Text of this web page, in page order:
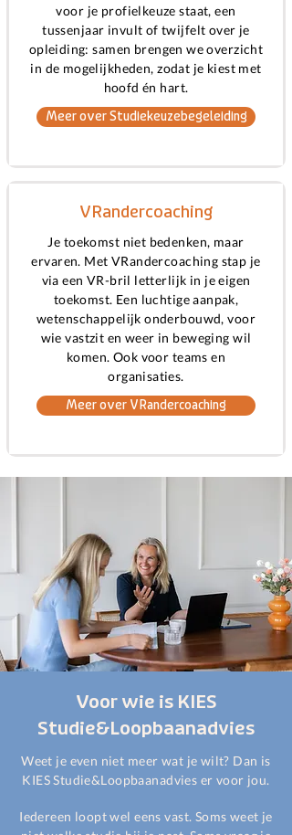
voor je profielkeuze staat, een
tussenjaar invult of twijfelt over je
opleiding: samen brengen we overzicht
in de mogelijkheden, zodat je kiest met
hoofd én hart.
Meer over Studiekeuzebegeleiding
VRandercoaching
Je toekomst niet bedenken, maar
ervaren. Met VRandercoaching stap je
via een VR-bril letterlijk in je eigen
toekomst. Een luchtige aanpak,
wetenschappelijk onderbouwd, voor
wie vastzit en weer in beweging wil
komen. Ook voor teams en
organisaties.
Meer over VRandercoaching
Voor wie is KIES
Studie&Loopbaanadvies
Weet je even niet meer wat je wilt? Dan is
KIES Studie&Loopbaanadvies er voor jou.
Iedereen loopt wel eens vast. Soms weet je